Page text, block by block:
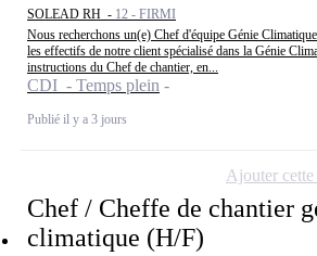
SOLEAD RH - 12 - FIRMI
Nous recherchons un(e) Chef d'équipe Génie
les effectifs de notre client spécialisé dans la Génie
instructions du Chef de chantier, en...
CDI - Temps plein
Publié il y a 3 jours
Chef / Cheffe de chantier
climatique (H/F)
Ajouter